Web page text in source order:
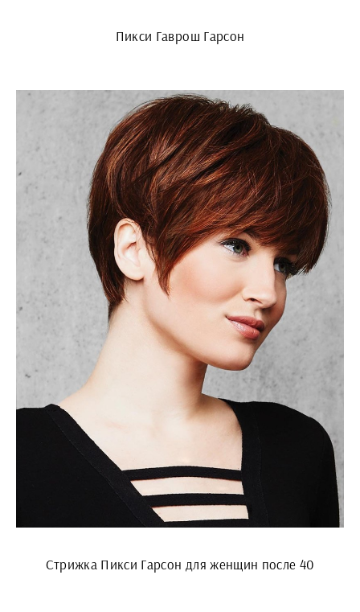
Пикси Гаврош Гарсон
Стрижка Пикси Гарсон для женщин после 40